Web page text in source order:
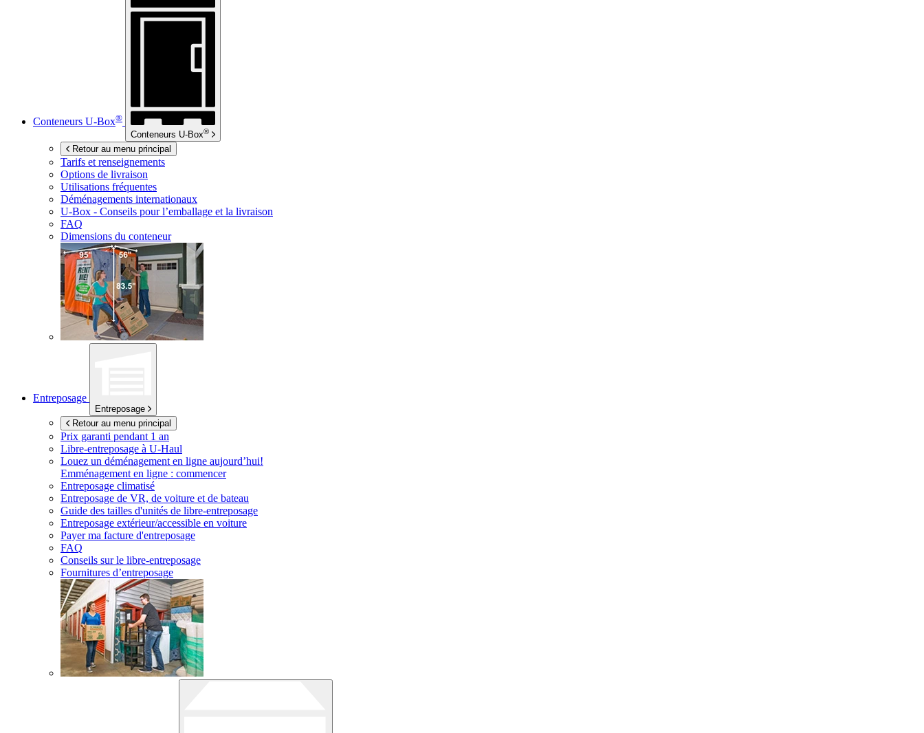
Conteneurs U-Box®
Conteneurs U-Box®
Retour au menu principal
Tarifs et renseignements
Options de livraison
Utilisations fréquentes
Déménagements internationaux
U-Box - Conseils pour l’emballage et la livraison
FAQ
Dimensions du conteneur
Entreposage
Entreposage
Retour au menu principal
Prix garanti pendant 1 an
Libre-entreposage à U-Haul
Louez un déménagement en ligne aujourd’hui!
Emménagement en ligne : commencer
Entreposage climatisé
Entreposage de VR, de voiture et de bateau
Guide des tailles d'unités de libre-entreposage
Entreposage extérieur/accessible en voiture
Payer ma facture d'entreposage
FAQ
Conseils sur le libre-entreposage
Fournitures d’entreposage